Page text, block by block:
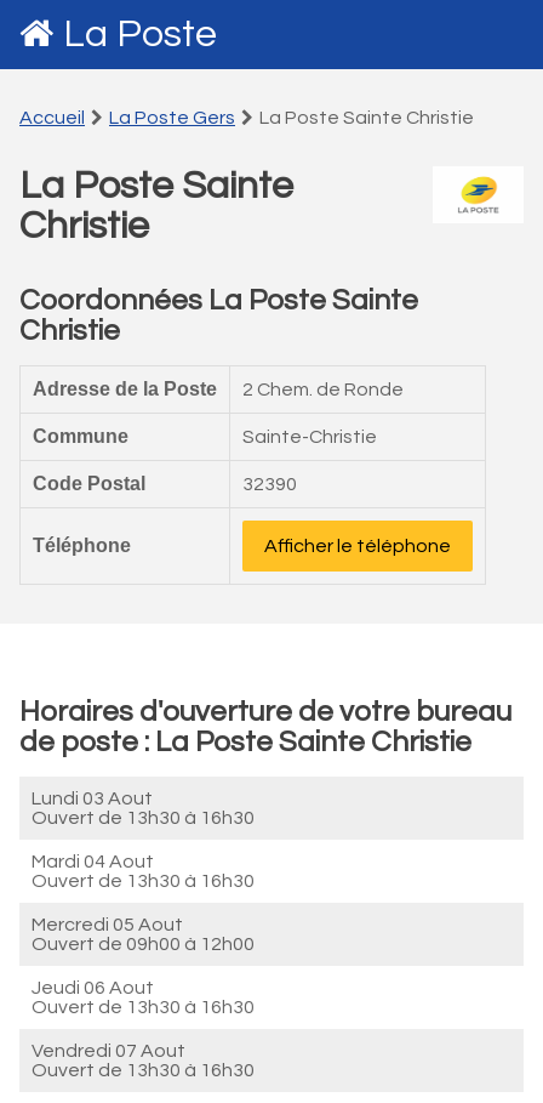
La Poste
Accueil La Poste Gers La Poste Sainte Christie
La Poste Sainte
Christie
Coordonnées La Poste Sainte
Christie
Adresse de la Poste 2 Chem. de Ronde
Commune Sainte-Christie
Code Postal 32390
Téléphone Afficher le téléphone
Horaires d'ouverture de votre bureau
de poste : La Poste Sainte Christie
Lundi 03 Aout
Ouvert de 13h30 à 16h30
Mardi 04 Aout
Ouvert de 13h30 à 16h30
Mercredi 05 Aout
Ouvert de 09h00 à 12h00
Jeudi 06 Aout
Ouvert de 13h30 à 16h30
Vendredi 07 Aout
Ouvert de 13h30 à 16h30